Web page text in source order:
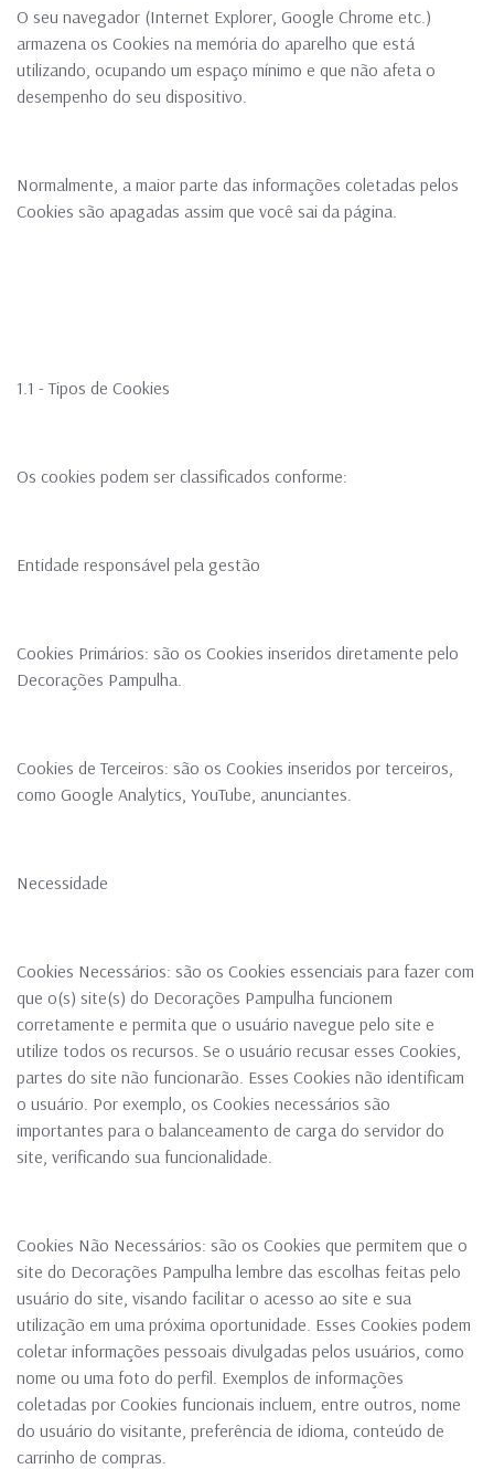
O seu navegador (Internet Explorer, Google Chrome etc.)
armazena os Cookies na memória do aparelho que está
utilizando, ocupando um espaço mínimo e que não afeta o
desempenho do seu dispositivo.
Normalmente, a maior parte das informações coletadas pelos
Cookies são apagadas assim que você sai da página.
1.1 - Tipos de Cookies
Os cookies podem ser classificados conforme:
Entidade responsável pela gestão
Cookies Primários: são os Cookies inseridos diretamente pelo
Decorações Pampulha.
Cookies de Terceiros: são os Cookies inseridos por terceiros,
como Google Analytics, YouTube, anunciantes.
Necessidade
Cookies Necessários: são os Cookies essenciais para fazer com
que o(s) site(s) do Decorações Pampulha funcionem
corretamente e permita que o usuário navegue pelo site e
utilize todos os recursos. Se o usuário recusar esses Cookies,
partes do site não funcionarão. Esses Cookies não identificam
o usuário. Por exemplo, os Cookies necessários são
importantes para o balanceamento de carga do servidor do
site, verificando sua funcionalidade.
Cookies Não Necessários: são os Cookies que permitem que o
site do Decorações Pampulha lembre das escolhas feitas pelo
usuário do site, visando facilitar o acesso ao site e sua
utilização em uma próxima oportunidade. Esses Cookies podem
coletar informações pessoais divulgadas pelos usuários, como
nome ou uma foto do perfil. Exemplos de informações
coletadas por Cookies funcionais incluem, entre outros, nome
do usuário do visitante, preferência de idioma, conteúdo de
carrinho de compras.